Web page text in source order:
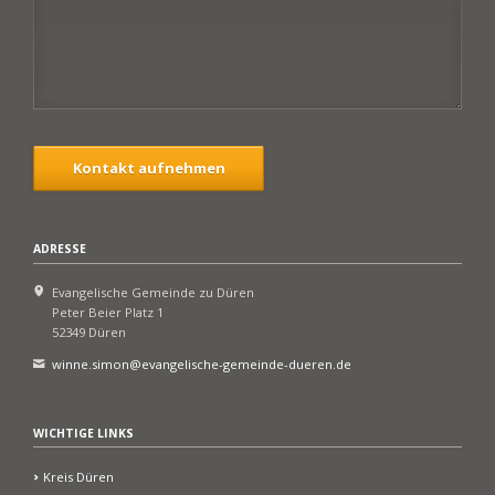
Kontakt aufnehmen
ADRESSE
Evangelische Gemeinde zu Düren
Peter Beier Platz 1
52349 Düren
winne.simon@evangelische-gemeinde-dueren.de
WICHTIGE LINKS
Kreis Düren